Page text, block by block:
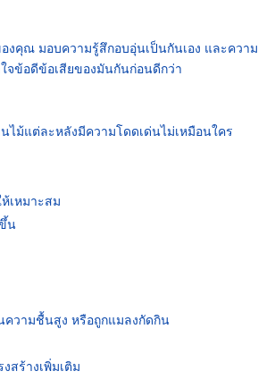
งคุณ มอบความรู้สึกอบอุ่นเป็นกันเอง และความ
จข้อดีข้อเสียของมันกันก่อนดีกว่า
ม้แต่ละหลังมีความโดดเด่นไม่เหมือนใคร
เหมาะสม
น
ความชื้นสูง หรือถูกแมลงกัดกิน
สร้างเพิ่มเติม